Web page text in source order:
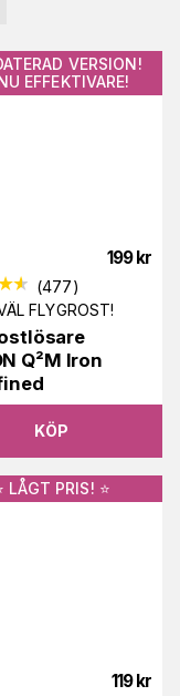
VERSION!
EFFEKTIVARE!
199 kr
(477)
FLYGROST!
Q²M Iron
KÖP
LÅGT PRIS! ⭐️
119 kr